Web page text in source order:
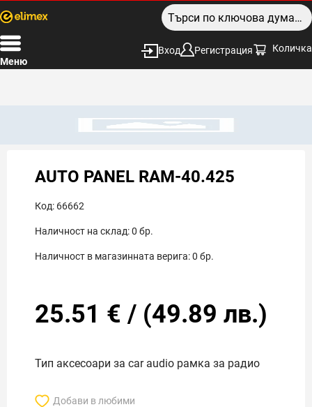
Меню
Вход Регистрация Количка
AUTO PANEL RAM-40.425
Код: 66662
Наличност на склад:0 бр.
Наличност в магазинната верига:0 бр.
25.51 € / (49.89 лв.)
Тип аксесоари за car audio рамка за радио
Добави в любими